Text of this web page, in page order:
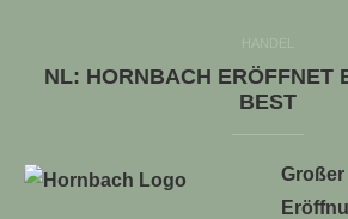
NL: HORNBACH ERÖFFNET
BEST